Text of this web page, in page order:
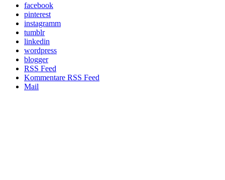
facebook
pinterest
instagramm
tumblr
linkedin
wordpress
blogger
RSS Feed
Kommentare RSS Feed
Mail